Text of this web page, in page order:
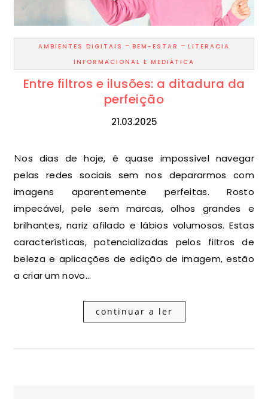
AMBIENTES DIGITAIS - BEM-ESTAR - LITERACIA
INFORMACIONAL E MEDIÁTICA
Entre filtros e ilusões: a ditadura da
perfeição
21.03.2025
Nos dias de hoje, é quase impossível navegar
pelas redes sociais sem nos depararmos com
imagens aparentemente perfeitas. Rosto
impecável, pele sem marcas, olhos grandes e
brilhantes, nariz afilado e lábios volumosos. Estas
características, potencializadas pelos filtros de
beleza e aplicações de edição de imagem, estão
a criar um novo…
continuar a ler